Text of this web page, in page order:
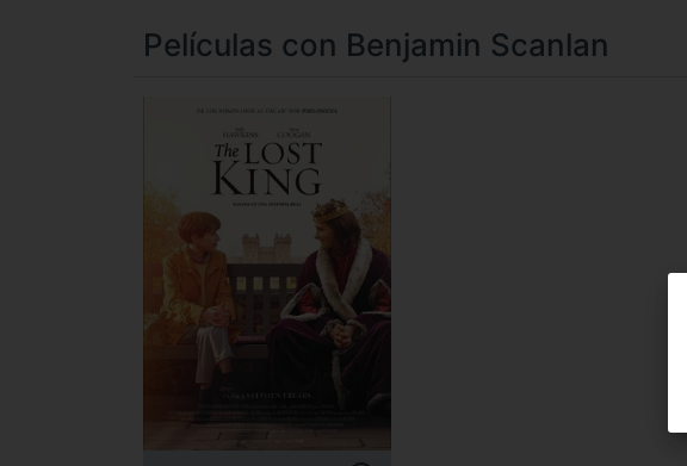
Películas con Benjamin Scanlan